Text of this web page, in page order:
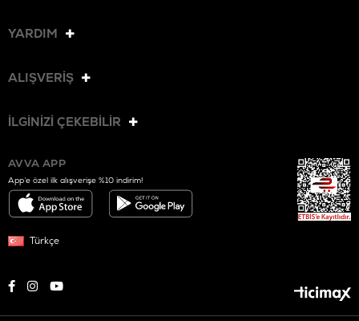
YARDIM
ALIŞVERİŞ
İLGİNİZİ ÇEKEBİLİR
AVVA APP
App’e özel ilk alışverişe %10 indirim!
Türkçe